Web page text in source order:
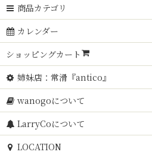
商品カテゴリ
カレンダー
ショッピングカート
姉妹店：常滑『antico』
wanogoについて
LarryCoについて
LOCATION